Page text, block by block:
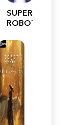
SUPER
ROBOT
Y